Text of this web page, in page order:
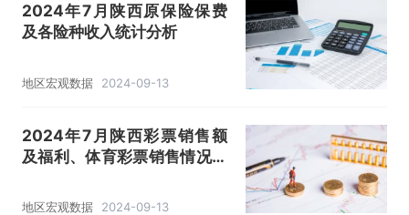
2024年7月陕西原保险保费
及各险种收入统计分析
地区宏观数据 2024-09-13
2024年7月陕西彩票销售额
及福利、体育彩票销售情况统
地区宏观数据 2024-09-13